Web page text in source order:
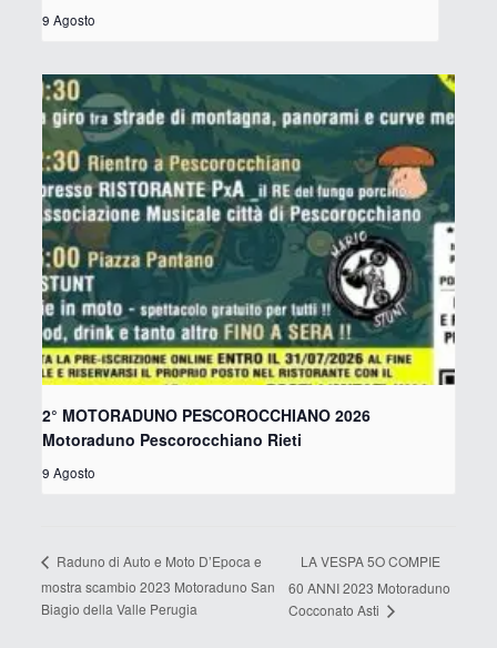
9 Agosto
2° MOTORADUNO PESCOROCCHIANO 2026
Motoraduno Pescorocchiano Rieti
9 Agosto
Raduno di Auto e Moto D’Epoca e
mostra scambio 2023 Motoraduno San
Biagio della Valle Perugia
LA VESPA 5O COMPIE
60 ANNI 2023 Motoraduno
Cocconato Asti